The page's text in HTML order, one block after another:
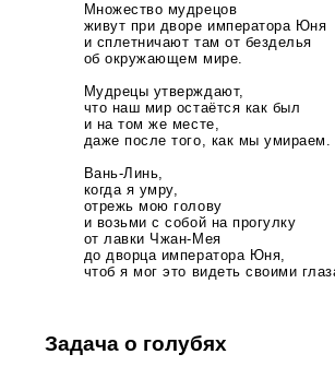
Множество мудрецов
живут при дворе императора Юня
и сплетничают там от безделья
об окружающем мире.
Мудрецы утверждают,
что наш мир остаётся как был
и на том же месте,
даже после того, как мы умираем.
Вань-Линь,
когда я умру,
отрежь мою голову
и возьми с собой на прогулку
от лавки Чжан-Мея
до дворца императора Юня,
чтоб я мог это видеть своими
Задача о голубях